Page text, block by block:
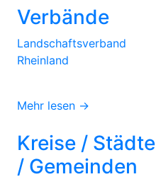
Verbände
Landschaftsverband
Rheinland
Mehr lesen →
Kreise / Städte
/ Gemeinden